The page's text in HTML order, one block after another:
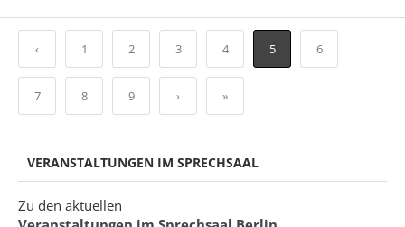
‹ 1 2 3 4 5 6
7 8 9 › »
VERANSTALTUNGEN IM SPRECHSAAL
Zu den aktuellen